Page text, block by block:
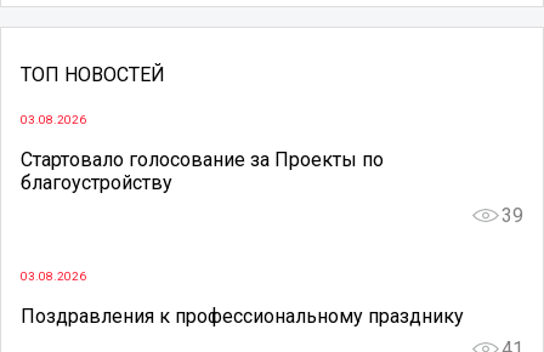
ТОП НОВОСТЕЙ
03.08.2026
Стартовало голосование за Проекты по
благоустройству
39
03.08.2026
Поздравления к профессиональному празднику